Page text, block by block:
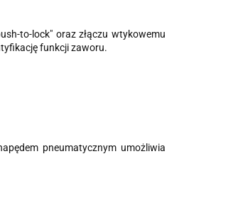
to-lock" oraz złączu wtykowemu
funkcji zaworu.
pneumatycznym umożliwia